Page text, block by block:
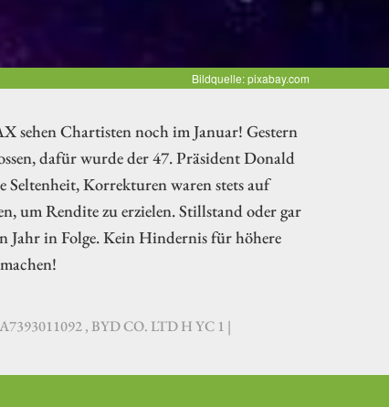
Bildquelle: pixabay.com
sehen Chartisten noch im Januar! Gestern
dafür wurde der 47. Präsident Donald
Korrekturen waren stets auf
um Rendite zu erzielen. Stillstand oder gar
Jahr in Folge. Kein Hindernis für höhere
, BYD CO. LTD H YC 1 |